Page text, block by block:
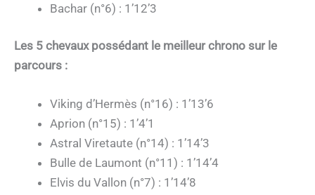
Bachar (n°6) : 1’12’3
Les 5 chevaux possédant le meilleur chrono sur le
parcours :
Viking d’Hermès (n°16) : 1’13’6
Aprion (n°15) : 1’4’1
Astral Viretaute (n°14) : 1’14’3
Bulle de Laumont (n°11) : 1’14’4
Elvis du Vallon (n°7) : 1’14’8